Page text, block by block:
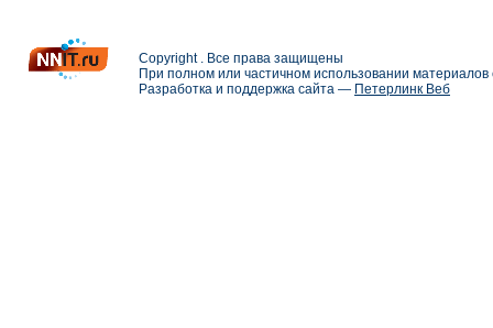
Copyright . Все права защищены
При полном или частичном использовании
Разработка и поддержка сайта — Петерлинк Веб